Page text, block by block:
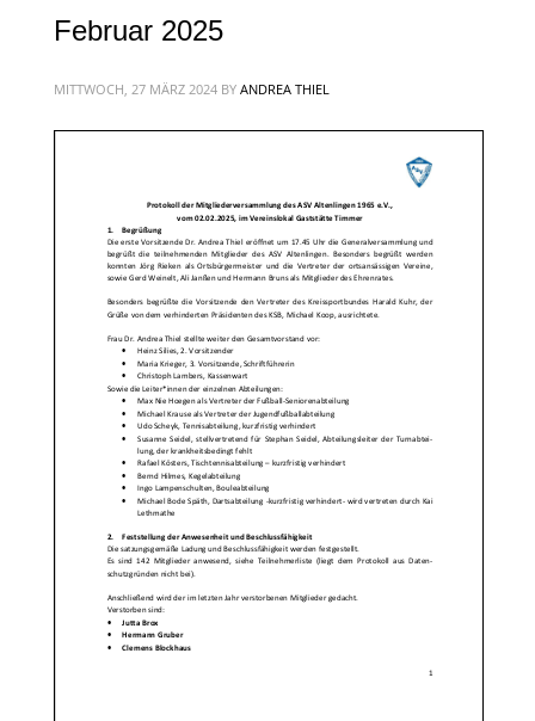
Februar 2025
MITTWOCH, 27 MÄRZ 2024 BY ANDREA THIEL